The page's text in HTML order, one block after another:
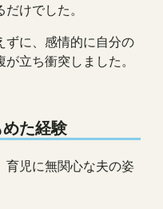
けでした。
ずに、感情的に自分の
立ち衝突しました。
た経験
育児に無関心な夫の姿